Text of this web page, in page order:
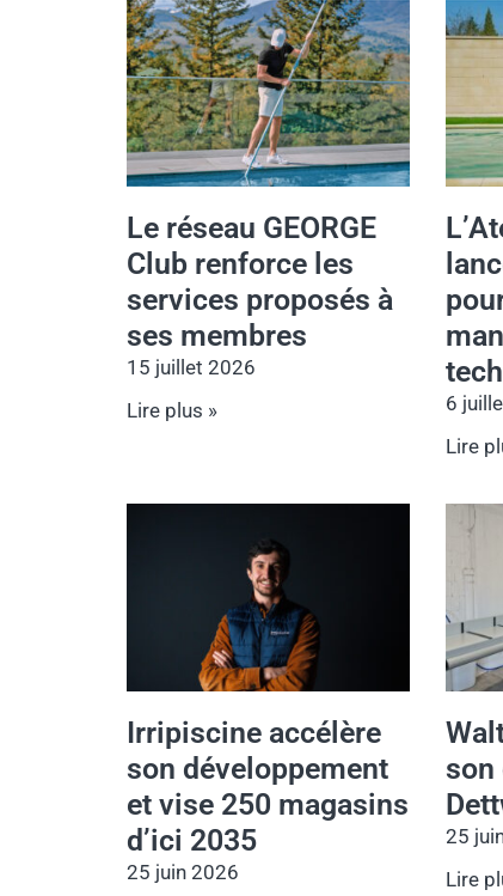
Le réseau GEORGE
Club renforce les
services proposés à
ses membres
15 juillet 2026
Lire plus »
6
Lire
Irripiscine accélère
son développement
et vise 250 magasins
d’ici 2035
25 juin 2026
25
Lire